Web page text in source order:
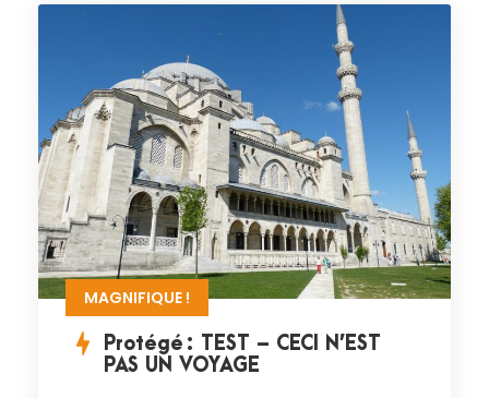
MAGNIFIQUE !
Protégé : TEST – CECI N’EST
PAS UN VOYAGE